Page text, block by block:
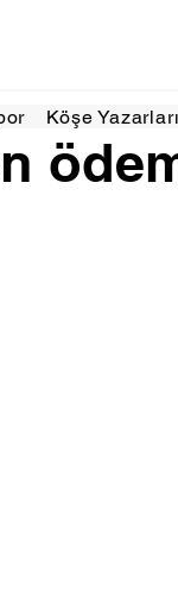
Köşe Yazarları
okunur